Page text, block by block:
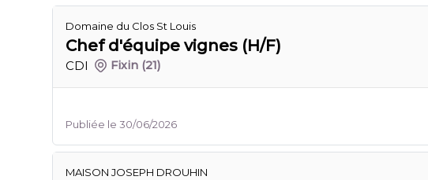
Domaine du Clos St Louis
Chef d'équipe vignes (H/F)
CDI Fixin (21)
Publiée le 30/06/2026
MAISON JOSEPH DROUHIN